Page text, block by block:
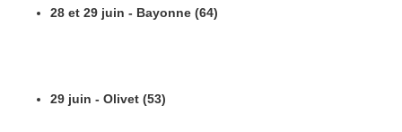
28 et 29 juin - Bayonne (64)
29 juin - Olivet (53)